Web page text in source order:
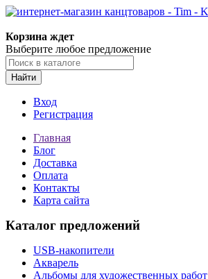
Корзина ждет
Выберите любое предложение
Найти
Вход
Регистрация
Главная
Блог
Доставка
Оплата
Контакты
Карта сайта
Каталог предложений
USB-накопители
Акварель
Альбомы для художественных работ